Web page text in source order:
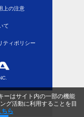
上の注意
て
ティポリシー
ーはサイト内の一部の機能
グ活動に利用することを目
ら